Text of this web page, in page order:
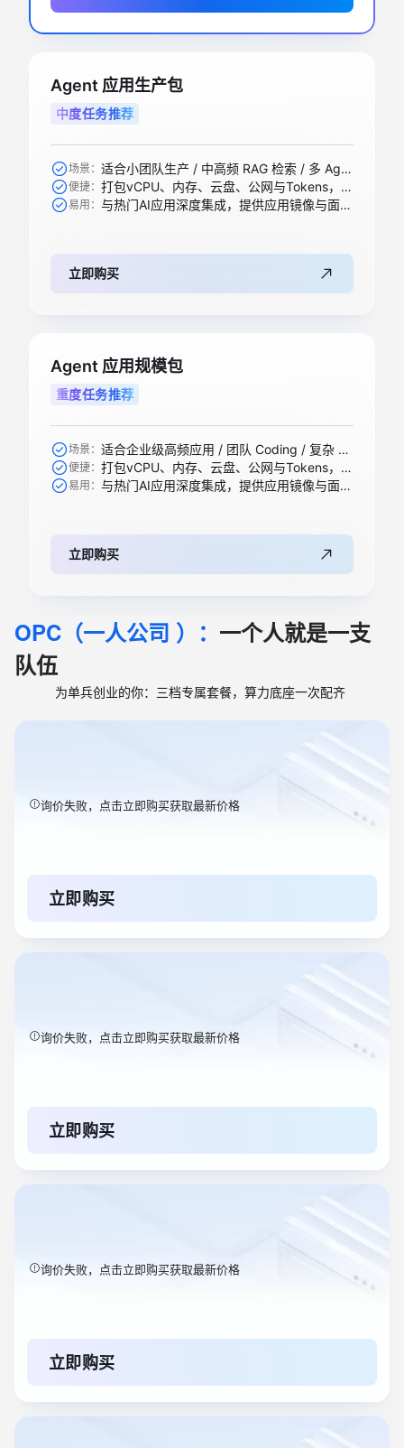
Agent 应用生产包
中度任务推荐
场景： 适合小团队生产 / 中高频 RAG 检索 / 多 Agent 协作等
便捷： 打包vCPU、内存、云盘、公网与Tokens，一步到位
易用： 与热门AI应用深度集成，提供应用镜像与面板，开箱即用
立即购买
Agent 应用规模包
重度任务推荐
场景： 适合企业级高频应用 / 团队 Coding / 复杂 Agent / 大规模 RAG 引擎等
便捷： 打包vCPU、内存、云盘、公网与Tokens，一步到位
易用： 与热门AI应用深度集成，提供应用镜像与面板，开箱即用
立即购买
OPC（一人公司 ）： 一个人就是一支
队伍
为单兵创业的你：三档专属套餐，算力底座一次配齐
询价失败，点击立即购买获取最新价格
立即购买
询价失败，点击立即购买获取最新价格
立即购买
询价失败，点击立即购买获取最新价格
立即购买